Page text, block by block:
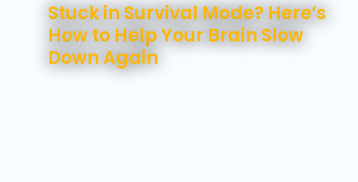
Stuck in Survival Mode? Here’s
How to Help Your Brain Slow
Down Again